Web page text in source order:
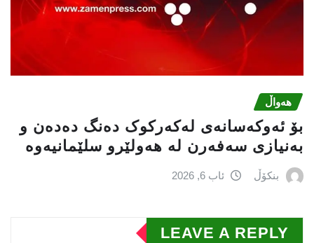
هەواڵ
بۆ ئەوکەسانەی لەکەرکوک دەنگ دەدەن و
بەنیازی سەفەرن لە هەولێرو سلێمانیەوە
بنکۆڵ ئاب 6, 2026
LEAVE A REPLY